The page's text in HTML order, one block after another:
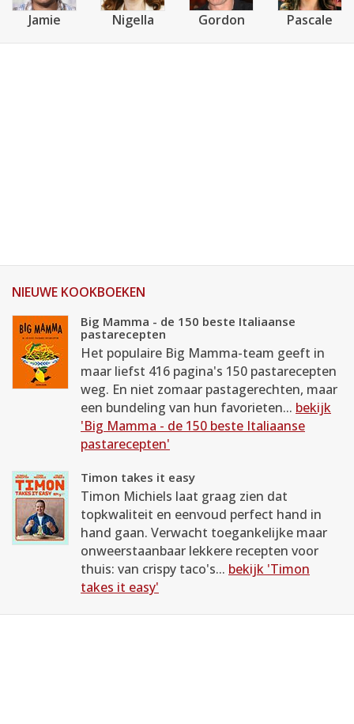
Jamie Nigella Gordon Pascale
NIEUWE KOOKBOEKEN
Big Mamma - de 150 beste Italiaanse
pastarecepten
Het populaire Big Mamma-team geeft in
maar liefst 416 pagina's 150 pastarecepten
weg. En niet zomaar pastagerechten, maar
een bundeling van hun favorieten... bekijk
'Big Mamma - de 150 beste Italiaanse
pastarecepten'
Timon takes it easy
Timon Michiels laat graag zien dat
topkwaliteit en eenvoud perfect hand in
hand gaan. Verwacht toegankelijke maar
onweerstaanbaar lekkere recepten voor
thuis: van crispy taco's... bekijk 'Timon
takes it easy'